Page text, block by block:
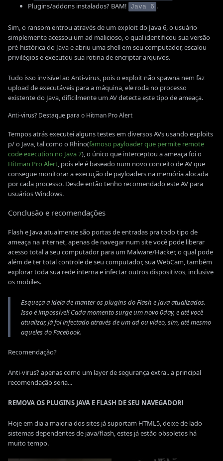
Plugins/addons instalados? BAM! Java 6 .
Sim, o ransom entrou através de um exploit do Java 6, o usuário
simplemente acessou um ad malicioso, o qual identificou sua versão
pré-histórica do Java e abriu uma shell em seu computador, escalou
privilégios e executou sua rotina de encriptar arquivos.
Tudo isso invisível ao Anti-virus, pois o exploit não spawna nem faz
upload de executáveis para a máquina, ele roda no processo
existente do Java, dificilmente um AV detecta este tipo de ameaça.
Anti-virus? Destaque para o Hitman Pro Alert
Tempos atrás executei alguns testes em diversos AVs usando exploits
p/ o Java, tal como o Rhino(famoso payloader que permite remote
code execution no Java 7), o único que interceptou a ameaça foi o
Hitman Pro Alert, pois ele é baseado num novo conceito de AV que
consegue monitorar a execução de payloaders na memória alocada
por cada processo. Desde então tenho recomendado este AV para
usuários Windows.
Conclusão e recomendações
Flash e Java atualmente são portas de entradas pra todo tipo de
ameaça na internet, apenas de navegar num site você pode liberar
acesso total a seu computador para um Malware/Hacker, o qual pode
além de ter total controle de seu computador, sua WebCam, também
explorar toda sua rede interna e infectar outros dispositivos, inclusive
os mobiles.
Esqueça a ideia de manter os plugins do Flash e Java atualizados.
Isso é impossível! Cada momento surge um novo 0day, e até você
atualizar, já foi infectado através de um ad ou vídeo, sim, até mesmo
aqueles do Facebook.
Recomendação?
Anti-virus? apenas como um layer de segurança extra.. a principal
recomendação seria...
REMOVA OS PLUGINS JAVA E FLASH DE SEU NAVEGADOR!
Hoje em dia a maioria dos sites já suportam HTML5, deixe de lado
sistemas dependentes de java/flash, estes já estão obsoletos há
muito tempo.